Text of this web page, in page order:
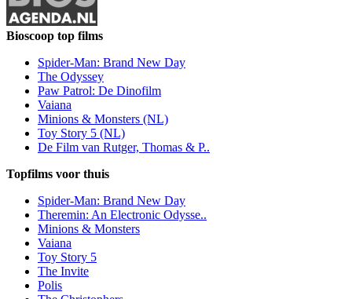
Bioscoop top films
Spider-Man: Brand New Day
The Odyssey
Paw Patrol: De Dinofilm
Vaiana
Minions & Monsters (NL)
Toy Story 5 (NL)
De Film van Rutger, Thomas & P..
Topfilms voor thuis
Spider-Man: Brand New Day
Theremin: An Electronic Odysse..
Minions & Monsters
Vaiana
Toy Story 5
The Invite
Polis